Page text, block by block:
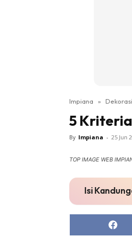
Impiana » Dekorasi
5
By Impiana - 25 Jun
TOP IMAGE WEB
Isi
Share
on